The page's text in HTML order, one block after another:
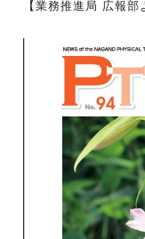
【業務推進局 広報部